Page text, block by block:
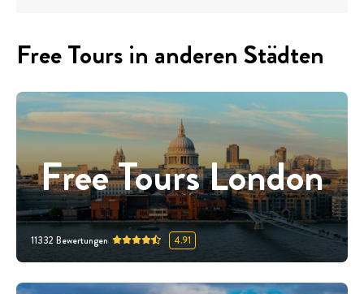
Free Tours in anderen Städten
Free Tours London
11332 Bewertungen 4.91